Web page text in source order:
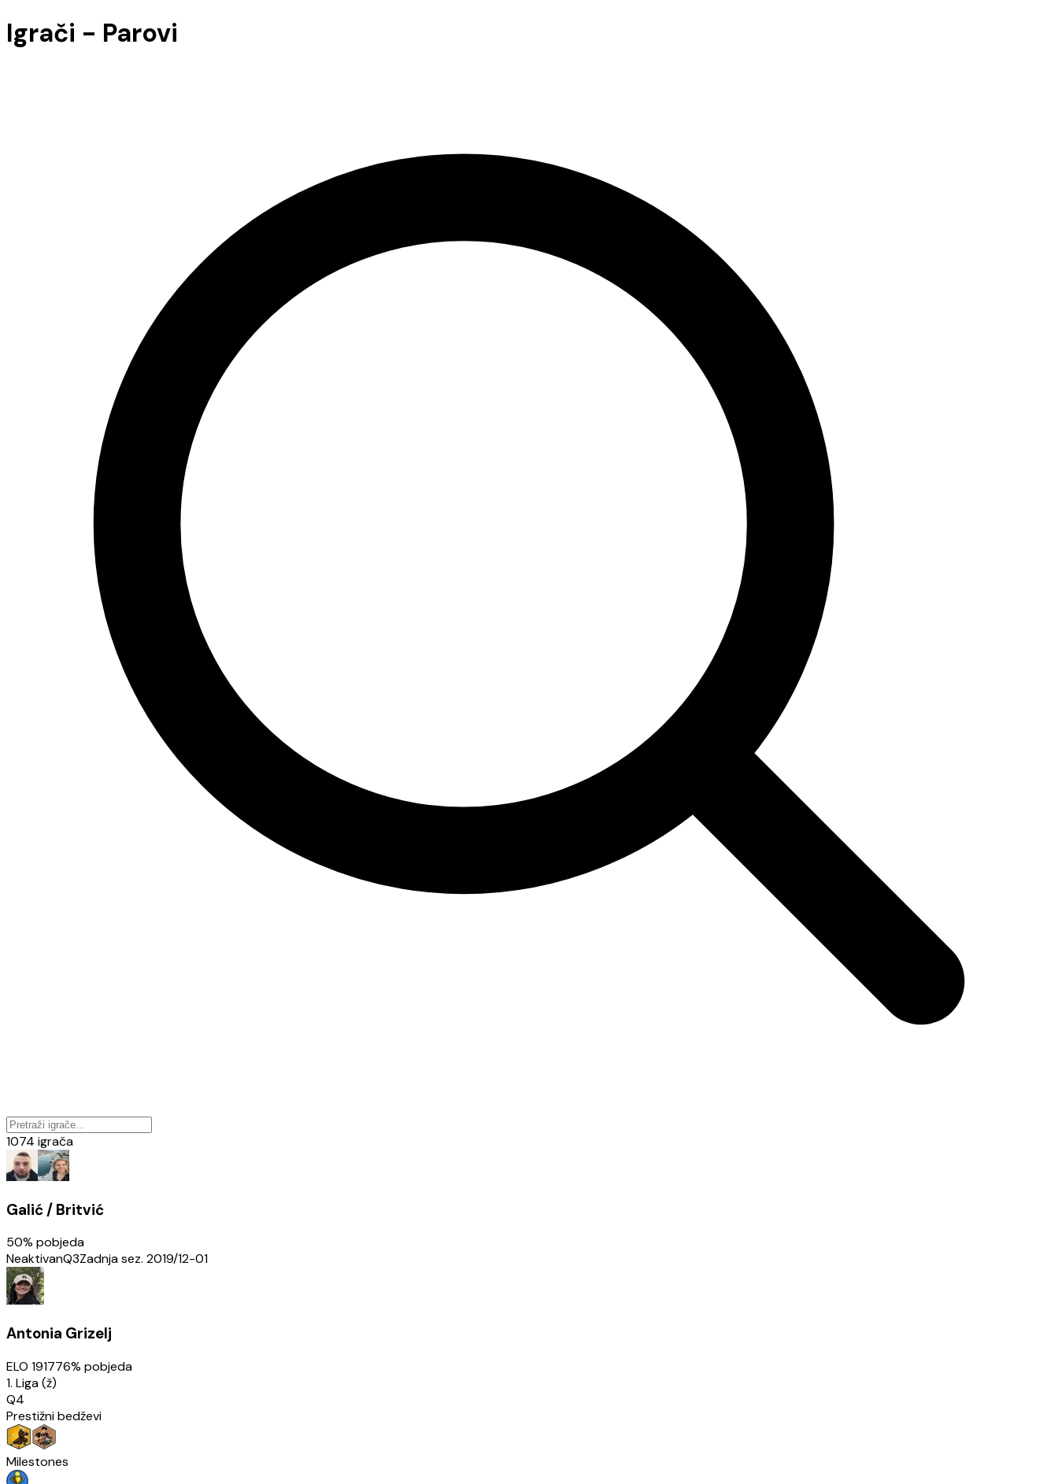
Igrači - Parovi
1074 igrača
Galić / Britvić
50% pobjeda
NeaktivanQ3Zadnja sez. 2019/12-01
Antonia Grizelj
ELO 191776% pobjeda
1. Liga (ž)
Q4
Prestižni bedževi
Milestones